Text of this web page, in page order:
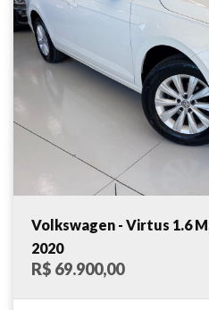
Volkswagen - Virtus 1.6
2020
R$ 69.900,00